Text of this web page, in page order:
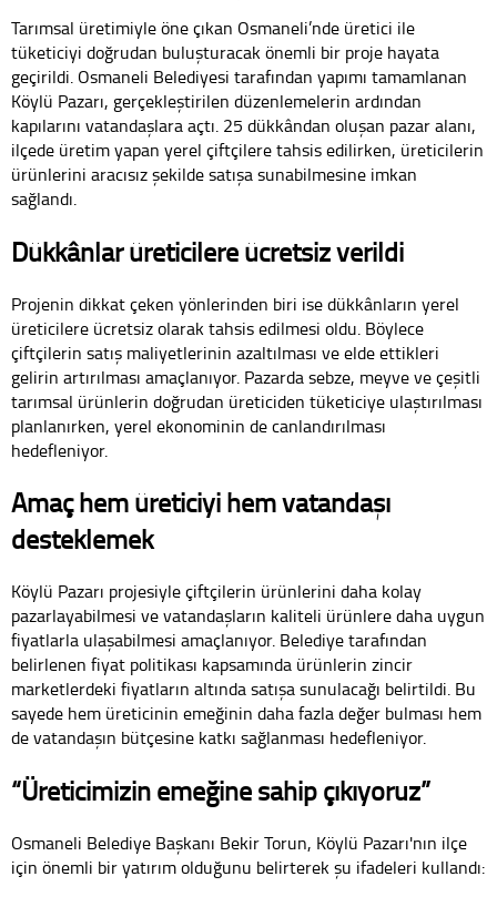
Tarımsal üretimiyle öne çıkan Osmaneli’nde üretici ile
tüketiciyi doğrudan buluşturacak önemli bir proje hayata
geçirildi. Osmaneli Belediyesi tarafından yapımı tamamlanan
Köylü Pazarı, gerçekleştirilen düzenlemelerin ardından
kapılarını vatandaşlara açtı. 25 dükkândan oluşan pazar alanı,
ilçede üretim yapan yerel çiftçilere tahsis edilirken, üreticilerin
ürünlerini aracısız şekilde satışa sunabilmesine imkan
sağlandı.
Dükkânlar üreticilere ücretsiz verildi
Projenin dikkat çeken yönlerinden biri ise dükkânların yerel
üreticilere ücretsiz olarak tahsis edilmesi oldu. Böylece
çiftçilerin satış maliyetlerinin azaltılması ve elde ettikleri
gelirin artırılması amaçlanıyor. Pazarda sebze, meyve ve çeşitli
tarımsal ürünlerin doğrudan üreticiden tüketiciye ulaştırılması
planlanırken, yerel ekonominin de canlandırılması
hedefleniyor.
Amaç hem üreticiyi hem vatandaşı
desteklemek
Köylü Pazarı projesiyle çiftçilerin ürünlerini daha kolay
pazarlayabilmesi ve vatandaşların kaliteli ürünlere daha uygun
fiyatlarla ulaşabilmesi amaçlanıyor. Belediye tarafından
belirlenen fiyat politikası kapsamında ürünlerin zincir
marketlerdeki fiyatların altında satışa sunulacağı belirtildi. Bu
sayede hem üreticinin emeğinin daha fazla değer bulması hem
de vatandaşın bütçesine katkı sağlanması hedefleniyor.
“Üreticimizin emeğine sahip çıkıyoruz”
Osmaneli Belediye Başkanı Bekir Torun, Köylü Pazarı'nın ilçe
için önemli bir yatırım olduğunu belirterek şu ifadeleri kullandı: